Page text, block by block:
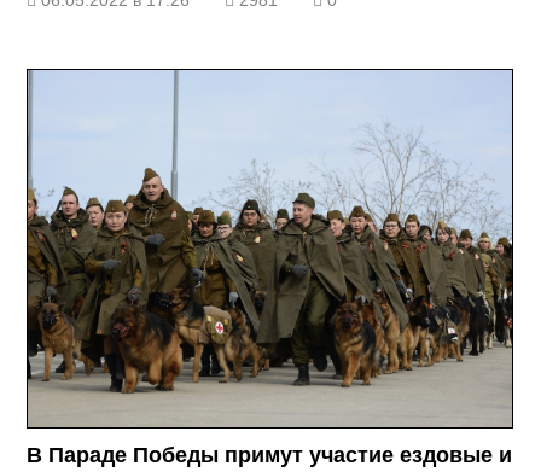
В Параде Победы примут участие ездовые и